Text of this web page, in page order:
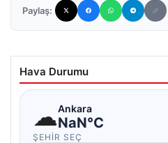
Paylaş:
Hava Durumu
☁Ankara
NaN°C
ŞEHIR SEÇ